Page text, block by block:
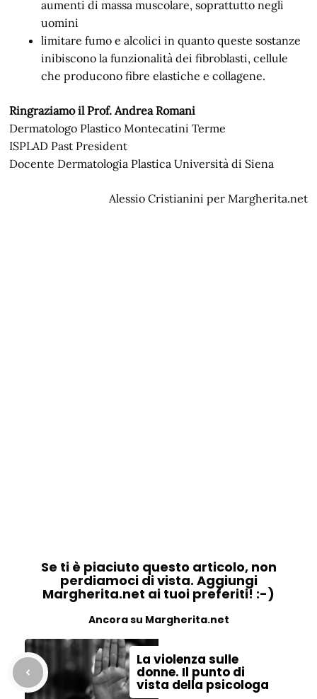
aumenti di massa muscolare, soprattutto negli
uomini
limitare fumo e alcolici in quanto queste sostanze
inibiscono la funzionalità dei fibroblasti, cellule
che producono fibre elastiche e collagene.
Ringraziamo il Prof. Andrea Romani
Dermatologo Plastico Montecatini Terme
ISPLAD Past President
Docente Dermatologia Plastica Università di Siena
Alessio Cristianini per Margherita.net
Se ti è piaciuto questo articolo, non
perdiamoci di vista. Aggiungi
Margherita.net ai tuoi preferiti! :-)
Ancora su Margherita.net
La violenza sulle
donne. Il punto di
vista della psicologa